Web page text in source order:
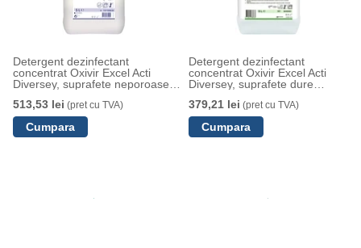
Detergent dezinfectant
concentrat Oxivir Excel Acti
Diversey, suprafete neporoase si
invazive pentru suprafete
alimentare si non-alimentare, 5 L
513,53 lei (pret cu TVA)
Detergent dezinfectant
concentrat Oxivir Excel Acti
Diversey, suprafete dure
medicale neinvazive, 5 L
379,21 lei (pret cu TVA)